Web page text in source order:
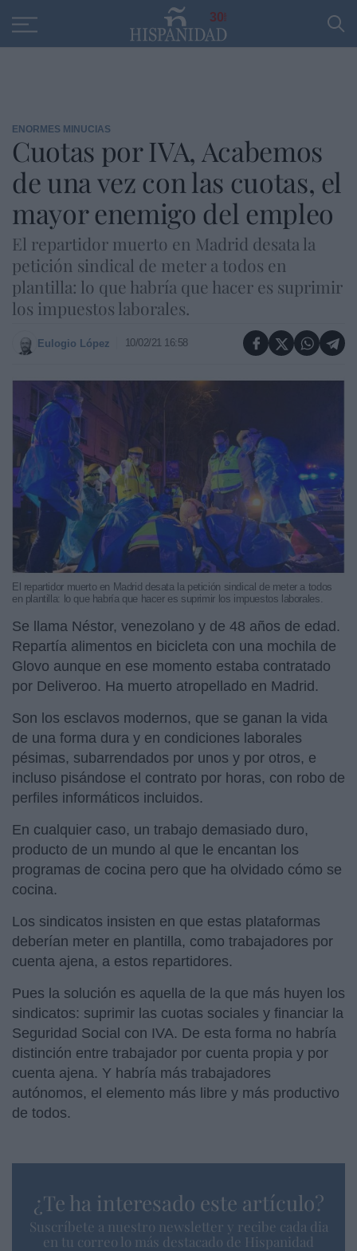
30
ENORMES MINUCIAS
Cuotas por IVA, Acabemos
de una vez con las cuotas, el
mayor enemigo del empleo
El repartidor muerto en Madrid desata la
petición sindical de meter a todos en
plantilla: lo que habría que hacer es suprimir
los impuestos laborales.
Eulogio López 10/02/21 16:58
El repartidor muerto en Madrid desata la petición sindical de meter a todos
en plantilla: lo que habría que hacer es suprimir los impuestos laborales.
Se llama Néstor, venezolano y de 48 años de edad.
Repartía alimentos en bicicleta con una mochila de
Glovo aunque en ese momento estaba contratado
por Deliveroo. Ha muerto atropellado en Madrid.
Son los esclavos modernos, que se ganan la vida
de una forma dura y en condiciones laborales
pésimas, subarrendados por unos y por otros, e
incluso pisándose el contrato por horas, con robo de
perfiles informáticos incluidos.
En cualquier caso, un trabajo demasiado duro,
producto de un mundo al que le encantan los
programas de cocina pero que ha olvidado cómo se
cocina.
Los sindicatos insisten en que estas plataformas
deberían meter en plantilla, como trabajadores por
cuenta ajena, a estos repartidores.
Pues la solución es aquella de la que más huyen los
sindicatos: suprimir las cuotas sociales y financiar la
Seguridad Social con IVA. De esta forma no habría
distinción entre trabajador por cuenta propia y por
cuenta ajena. Y habría más trabajadores
autónomos, el elemento más libre y más productivo
de todos.
¿Te ha interesado este artículo?
Suscríbete a nuestro newsletter y recibe cada dia
en tu correo lo más destacado de Hispanidad